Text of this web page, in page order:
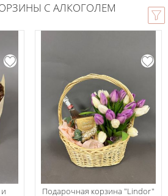
С АЛКОГОЛЕМ
Подарочная корзина "Lindor"